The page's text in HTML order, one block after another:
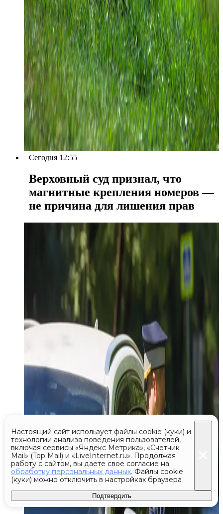
Сегодня 12:55
Верховный суд признал, что
магнитные крепления номеров —
не причина для лишения прав
Настоящий сайт использует файлы cookie (куки) и
технологии анализа поведения пользователей,
включая сервисы «Яндекс Метрика», «Счётчик
Mail» (Top Mail) и «LiveInternet.ru». Продолжая
работу с сайтом, вы даете свое согласие на
обработку персональных данных. Файлы cookie
(куки) можно отключить в настройках браузера
Подтвердить